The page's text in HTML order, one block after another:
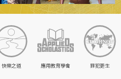
快樂之道
應用教育學會 罪犯更生